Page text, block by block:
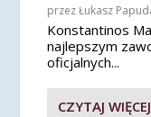
przezŁukasz
Konstantinos
najlepszym
oficjalnych...
CZYTAJ WIĘCEJ